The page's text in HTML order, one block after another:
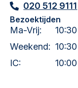
020 512 9111
Bezoektijden
Ma-Vrij:
Weekend:
IC: